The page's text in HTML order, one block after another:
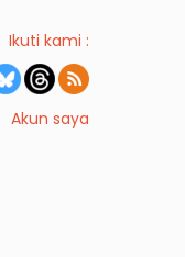
Ikuti kami :
Akun saya